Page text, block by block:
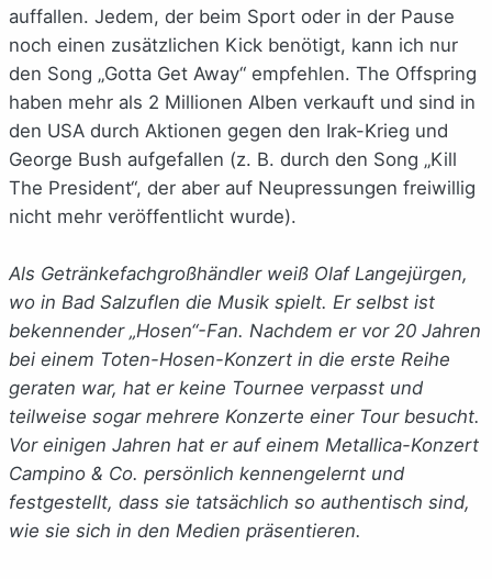
auffallen. Jedem, der beim Sport oder in der Pause
noch einen zusätzlichen Kick benötigt, kann ich nur
den Song „Gotta Get Away“ empfehlen. The Offspring
haben mehr als 2 Millionen Alben verkauft und sind in
den USA durch Aktionen gegen den Irak-Krieg und
George Bush aufgefallen (z. B. durch den Song „Kill
The President“, der aber auf Neupressungen freiwillig
nicht mehr veröffentlicht wurde).
Als Getränkefachgroßhändler weiß Olaf Langejürgen,
wo in Bad Salzuflen die Musik spielt. Er selbst ist
bekennender „Hosen“-Fan. Nachdem er vor 20 Jahren
bei einem Toten-Hosen-Konzert in die erste Reihe
geraten war, hat er keine Tournee verpasst und
teilweise sogar mehrere Konzerte einer Tour besucht.
Vor einigen Jahren hat er auf einem Metallica-Konzert
Campino & Co. persönlich kennengelernt und
festgestellt, dass sie tatsächlich so authentisch sind,
wie sie sich in den Medien präsentieren.